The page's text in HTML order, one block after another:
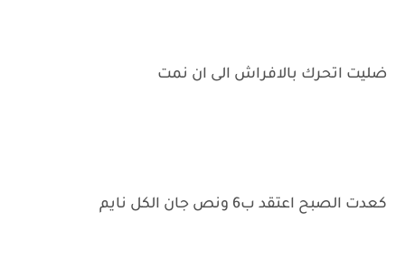
ضليت اتحرك بالافراش الى ان نمت
كعدت الصبح اعتقد ب6 ونص جان الكل نايم